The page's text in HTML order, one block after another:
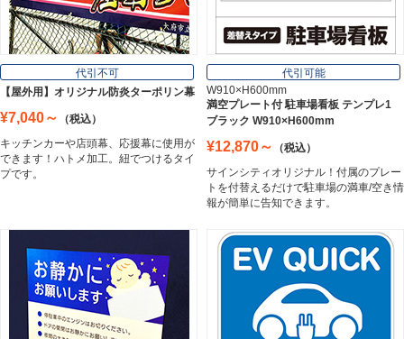
フレーム／看板枠
Frame
Magnet Sheet
インクジェットメディア
Inkjet Media
代引不可
【屋外用】オリジナル防炎ターポリン幕
¥7,040～
（税込）
キッチンカーや店頭幕、応援幕に使用が
できます！ハトメ加工。紐でつけるタイ
プです。
代引可能
W910×H600mm
満空プレート付 駐車場看板 テンプレ1
ブラック W910×H600mm
¥12,870～
（税込）
サインシティオリジナル！付属のプレー
トを付替えるだけで駐車場の満車/空き情
報が簡単に告知できます。